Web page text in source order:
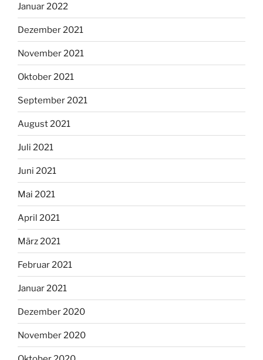
Januar 2022
Dezember 2021
November 2021
Oktober 2021
September 2021
August 2021
Juli 2021
Juni 2021
Mai 2021
April 2021
März 2021
Februar 2021
Januar 2021
Dezember 2020
November 2020